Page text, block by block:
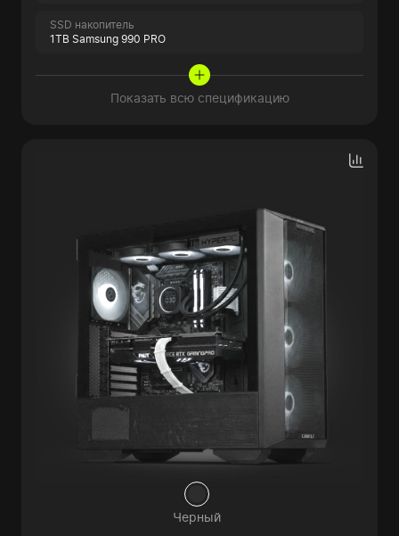
SSD накопитель
1TB Samsung 990 PRO
Показать всю спецификацию
Черный